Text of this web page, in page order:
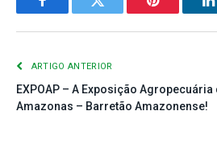
FacebookTwitter Pinterest
ARTIGO ANTERIOR
EXPOAP – A Exposição
Amazonas – Barretão Amazonense!